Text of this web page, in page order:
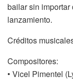
bailar sin importar
lanzamiento.
Créditos
Compositores:
• Vicel Pimentel